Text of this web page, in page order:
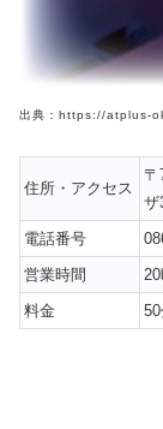
出典：https://atplus-
住所・アクセス
〒
ザ
電話番号
営業時間
料金